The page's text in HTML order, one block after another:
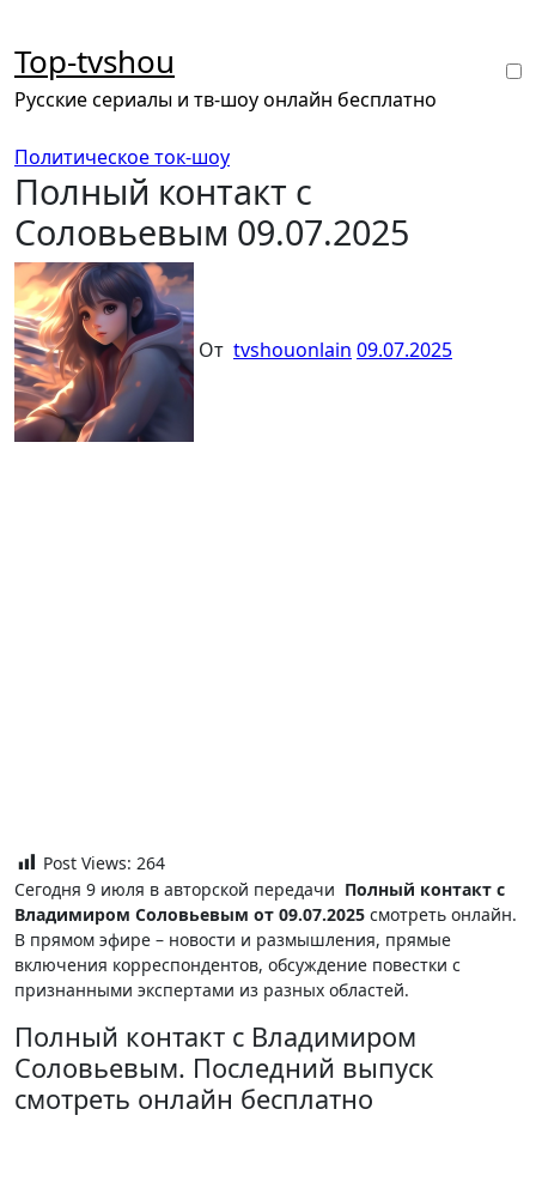
содержанию
Top-tvshou
Русские сериалы и тв-шоу онлайн бесплатно
Политическое ток-шоу
Полный контакт с
Соловьевым 09.07.2025
От tvshouonlain 09.07.2025
Post Views: 264
Сегодня 9 июля в авторской передачи Полный контакт с
Владимиром Соловьевым от 09.07.2025 смотреть онлайн.
В прямом эфире – новости и размышления, прямые
включения корреспондентов, обсуждение повестки с
признанными экспертами из разных областей.
Полный контакт с Владимиром
Соловьевым. Последний выпуск
смотреть онлайн бесплатно